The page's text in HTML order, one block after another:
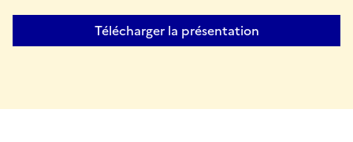
Télécharger la présentation